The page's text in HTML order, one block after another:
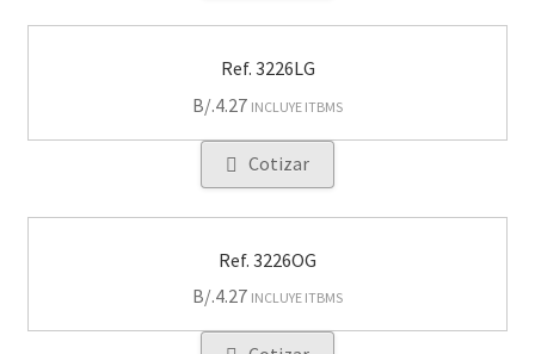
Ref. 3226LG
B/.4.27 INCLUYE ITBMS
Cotizar
Ref. 3226OG
B/.4.27 INCLUYE ITBMS